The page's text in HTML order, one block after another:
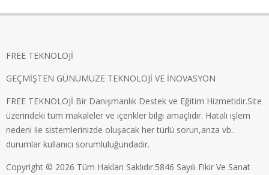
FREE TEKNOLOJİ
GEÇMİŞTEN GÜNÜMÜZE TEKNOLOJİ VE İNOVASYON
FREE TEKNOLOJİ Bir Danışmanlık Destek ve Eğitim Hizmetidir.Site
üzerindeki tüm makaleler ve içerikler bilgi amaçlıdır. Hatalı işlem
nedeni ile sistemlerinizde oluşacak her türlü sorun,arıza vb..
durumlar kullanıcı sorumluluğundadır.
Copyright © 2026 Tüm Hakları Saklıdır.5846 Sayılı Fikir Ve Sanat